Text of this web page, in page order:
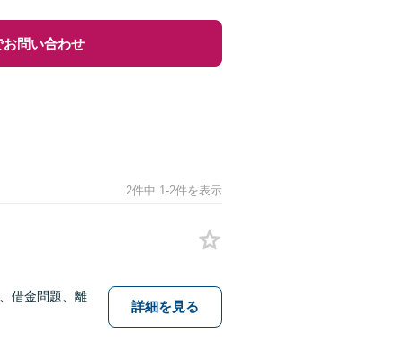
お問い合わせ
2件中 1-2件を表示
借金問題、離
詳細を見る